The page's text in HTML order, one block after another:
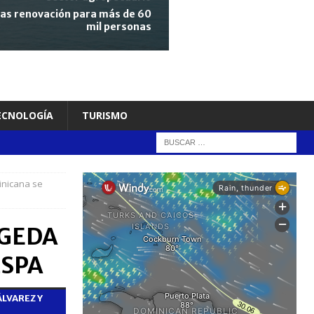
renovación para más de 60
mil personas
TURISMO
se
Y